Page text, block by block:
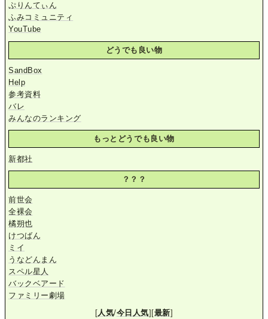
ぷりんてぃん
ふみコミュニティ
YouTube
どうでも良い物
SandBox
Help
参考資料
バレ
みんなのランキング
もっとどうでも良い物
新都社
？？？
前世会
全裸会
橘朔也
けつばん
ミイ
うなどんまん
スペル星人
バックベアード
ファミリー劇場
[人気/今日人気][最新]